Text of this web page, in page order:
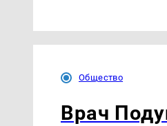
Общество
Врач